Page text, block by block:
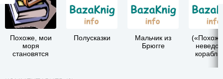
Похоже, мои
моря
становятся
Полусказки
Мальчик из
Брюгге